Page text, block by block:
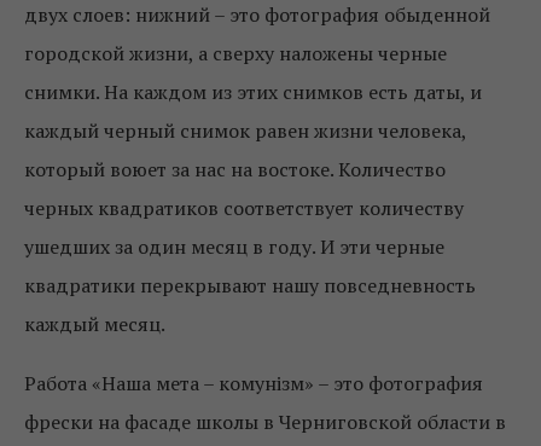
двух слоев: нижний – это фотография обыденной
городской жизни, а сверху наложены черные
снимки. На каждом из этих снимков есть даты, и
каждый черный снимок равен жизни человека,
который воюет за нас на востоке. Количество
черных квадратиков соответствует количеству
ушедших за один месяц в году. И эти черные
квадратики перекрывают нашу повседневность
каждый месяц.
Работа «Наша мета – комунізм» – это фотография
фрески на фасаде школы в Черниговской области в